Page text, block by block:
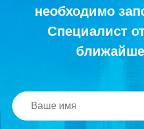
необходимо
Специалист